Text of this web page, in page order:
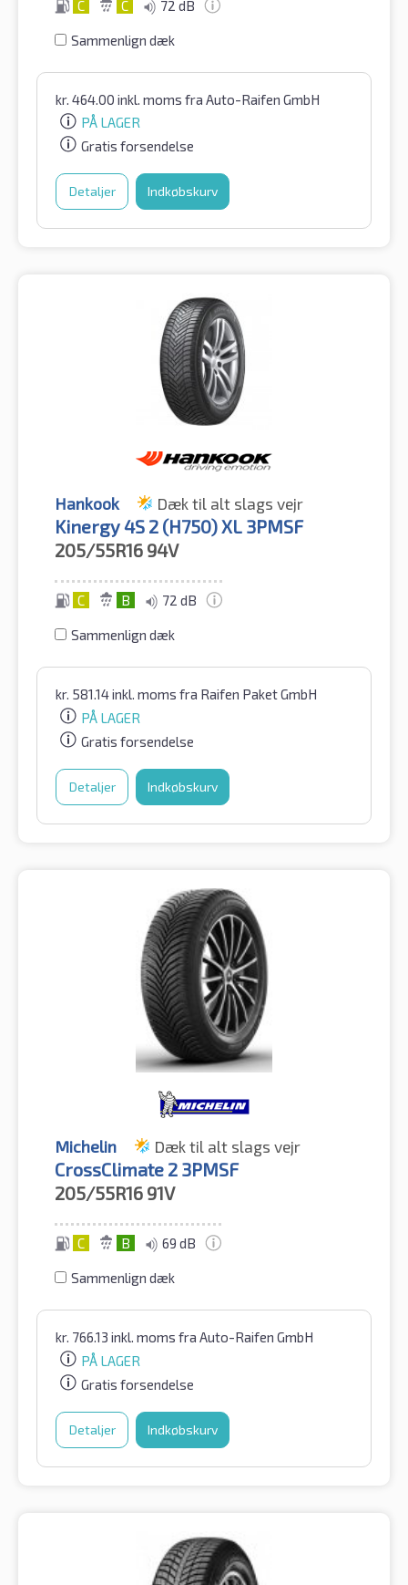
C C 72 dB
Sammenlign dæk
kr. 464.00 inkl. moms fra Auto-Raifen GmbH
PÅ LAGER
Gratis forsendelse
Detaljer Indkøbskurv
Hankook Dæk til alt slags vejr
Kinergy 4S 2 (H750) XL 3PMSF
205/55R16 94V
C B 72 dB
Sammenlign dæk
kr. 581.14inkl. moms fra Raifen Paket GmbH
PÅ LAGER
Gratis forsendelse
Detaljer Indkøbskurv
Michelin Dæk til alt slags vejr
CrossClimate 2 3PMSF
205/55R16 91V
C B 69 dB
Sammenlign dæk
kr. 766.13 inkl. moms fra Auto-Raifen GmbH
PÅ LAGER
Gratis forsendelse
Detaljer Indkøbskurv